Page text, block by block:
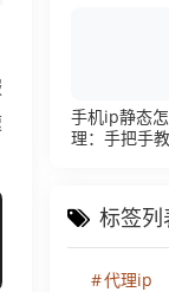
手机ip静态
理：手把手
标签列
代理ip